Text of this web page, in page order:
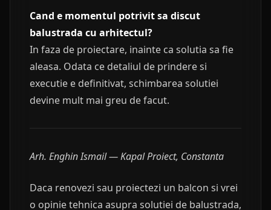
Cand e momentul potrivit sa discut
balustrada cu arhitectul?
In faza de proiectare, inainte ca solutia sa fie
aleasa. Odata ce detaliul de prindere si
executie e definitivat, schimbarea solutiei
devine mult mai greu de facut.
Arh. Enghin Ismail — Kapal Proiect, Constanta
Daca renovezi sau proiectezi un balcon si vrei
o opinie tehnica asupra solutiei de balustrada,